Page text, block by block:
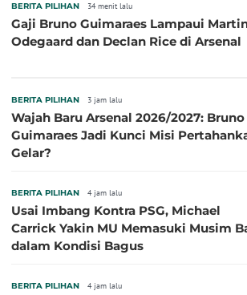
BERITA PILIHAN 34 menit lalu
Gaji Bruno Guimaraes Lampaui
Odegaard dan Declan Rice di Arsenal
BERITA PILIHAN 3 jam lalu
Wajah Baru Arsenal 2026/2027: Bruno
Guimaraes Jadi Kunci Misi
Gelar?
BERITA PILIHAN 4 jam lalu
Usai Imbang Kontra PSG, Michael
Carrick Yakin MU Memasuki Musim
dalam Kondisi Bagus
BERITA PILIHAN 4 jam lalu